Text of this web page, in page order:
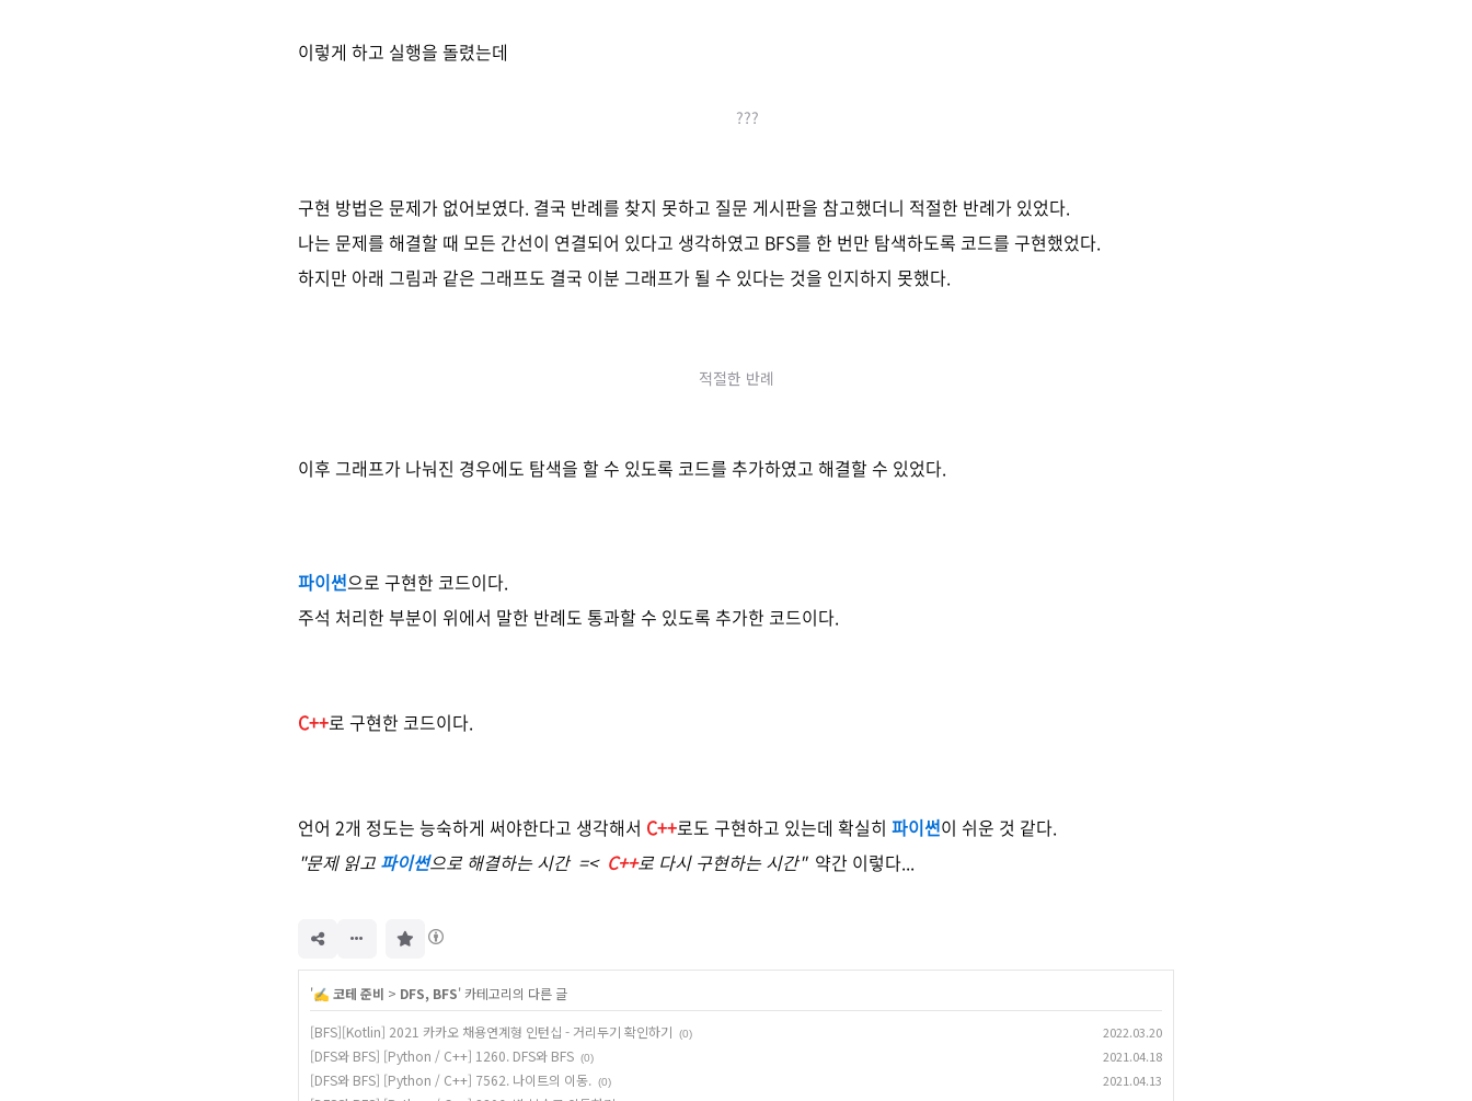
이렇게 하고 실행을 돌렸는데
???
구현 방법은 문제가 없어보였다. 결국 반례를 찾지 못하고 질문 게시판을 참고했더니 적절한 반례가 있었다.
나는 문제를 해결할 때 모든 간선이 연결되어 있다고 생각하였고 BFS를 한 번만 탐색하도록 코드를 구현했었다.
하지만 아래 그림과 같은 그래프도 결국 이분 그래프가 될 수 있다는 것을 인지하지 못했다.
적절한 반례
이후 그래프가 나눠진 경우에도 탐색을 할 수 있도록 코드를 추가하였고 해결할 수 있었다.
파이썬으로 구현한 코드이다.
주석 처리한 부분이 위에서 말한 반례도 통과할 수 있도록 추가한 코드이다.
C++로 구현한 코드이다.
언어 2개 정도는 능숙하게 써야한다고 생각해서 C++로도 구현하고 있는데 확실히 파이썬이 쉬운 것 같다.
"문제 읽고 파이썬으로 해결하는 시간 =< C++로 다시 구현하는 시간" 약간 이렇다...
'✍️ 코테 준비 > DFS, BFS' 카테고리의 다른 글
[BFS][Kotlin] 2021 카카오 채용연계형 인턴십 - 거리두기 확인하기 (0) 2022.03.20
[DFS와 BFS] [Python / C++] 1260. DFS와 BFS (0) 2021.04.18
[DFS와 BFS] [Python / C++] 7562. 나이트의 이동. (0) 2021.04.13